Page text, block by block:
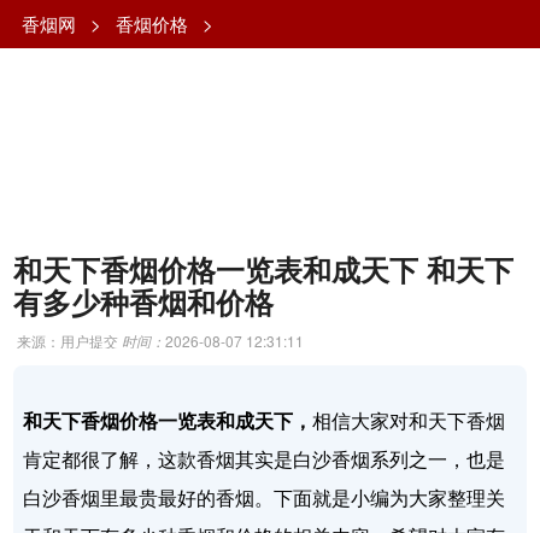
香烟网 > 香烟价格 >
和天下香烟价格一览表和成天下 和天下
有多少种香烟和价格
来源：用户提交 时间：2026-08-07 12:31:11
和天下香烟价格一览表和成天下，相信大家对和天下香烟
肯定都很了解，这款香烟其实是白沙香烟系列之一，也是
白沙香烟里最贵最好的香烟。下面就是小编为大家整理关